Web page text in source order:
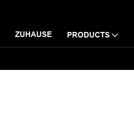
ZUHAUSE PRODUCTS